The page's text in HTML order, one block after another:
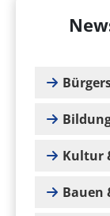
Kultur
Bauen